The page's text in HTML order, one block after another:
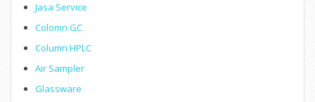
Jasa Service
Colomn GC
Column HPLC
Air Sampler
Glassware